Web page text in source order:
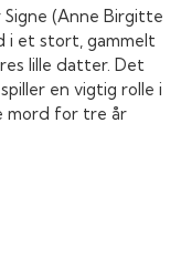
(Anne Birgitte
i et stort, gammelt
lille datter. Det
en vigtig rolle i
mord for tre år